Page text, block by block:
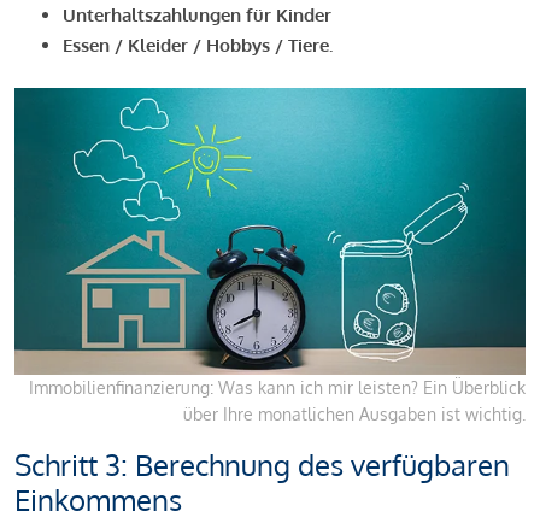
Unterhaltszahlungen für Kinder
Essen / Kleider / Hobbys / Tiere.
Immobilienfinanzierung: Was kann ich mir leisten? Ein Überblick
über Ihre monatlichen Ausgaben ist wichtig.
Schritt 3: Berechnung des verfügbaren
Einkommens